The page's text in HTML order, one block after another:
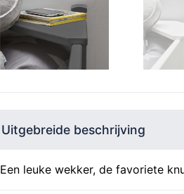
Uitgebreide beschrijving
Een leuke wekker, de favoriete